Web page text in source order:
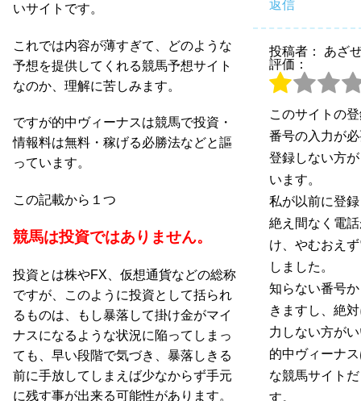
いサイトです。
これでは内容が薄すぎて、どのような
予想を提供してくれる競馬予想サイト
なのか、理解に苦しみます。
ですが的中ヴィーナスは競馬で投資・
情報料は無料・稼げる必勝法などと謳
っています。
この記載から１つ
競馬は投資ではありません。
投資とは株やFX、仮想通貨などの総称
ですが、このように投資として括られ
るものは、もし暴落して掛け金がマイ
ナスになるような状況に陥ってしまっ
ても、早い段階で気づき、暴落しきる
前に手放してしまえば少なからず手元
に残す事が出来る可能性があります。
返信
投稿者： あざ
評価：
このサイトの
番号の入力が
登録しない方
います。
私が以前に登
絶え間なく電
け、やむおえ
しました。
知らない番号
きますし、絶
力しない方が
的中ヴィーナ
な競馬サイト
す。